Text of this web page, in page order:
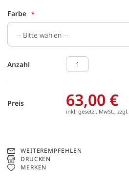
Farbe
Anzahl
Preis 63,00 €
inkl. gesetzl. MwSt., zzgl.
WEITEREMPFEHLEN
DRUCKEN
MERKEN